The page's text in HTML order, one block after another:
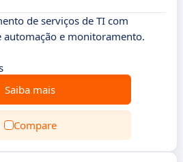
de serviços de TI com
automação e monitoramento.
Saiba mais
Compare